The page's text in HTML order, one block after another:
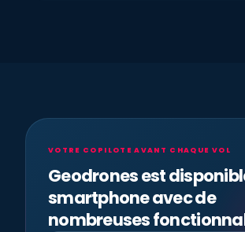
VOTRE COPILOTE AVANT CHAQUE VOL
Geodrones est
smartphone avec de
nombreuses